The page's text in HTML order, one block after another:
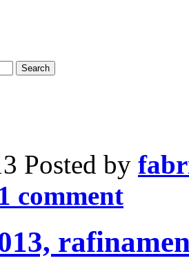
Posted by
1 comment